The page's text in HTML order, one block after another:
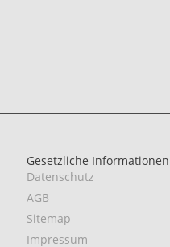
Gesetzliche Informationen
Datenschutz
AGB
Sitemap
Impressum